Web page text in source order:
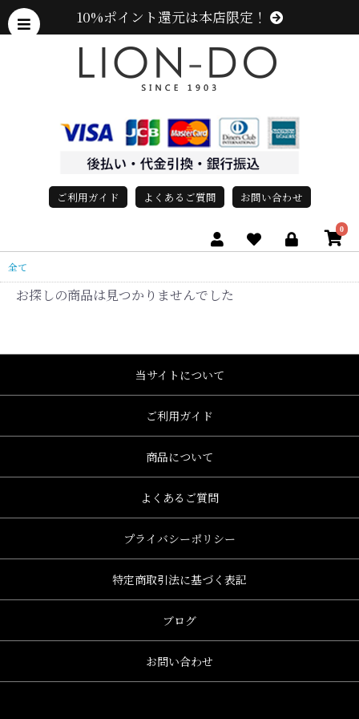
10%ポイント還元は本店限定！
ご利用ガイド よくあるご質問 お問い合わせ
0
全て
お探しの商品は見つかりませんでした
当サイトについて
ご利用ガイド
商品について
よくあるご質問
プライバシーポリシー
特定商取引法に基づく表記
ブログ
お問い合わせ